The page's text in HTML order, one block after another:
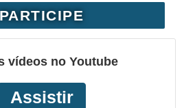
PARTICIPE
vídeos no Youtube
Assistir